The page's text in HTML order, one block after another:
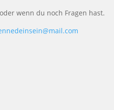
wenn du noch Fragen hast.